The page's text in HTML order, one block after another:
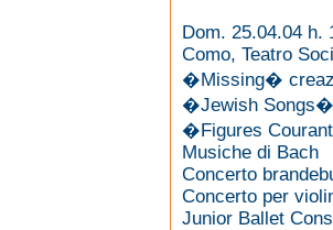
Dom. 25.04.04 h.
Como, Teatro
�Missing�
�Jewish Songs�
�Figures
Musiche di Bach
Concerto
Concerto per
Junior Ballet